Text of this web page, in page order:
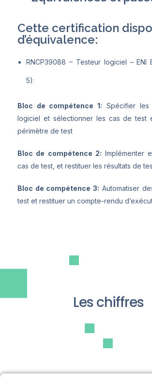
Cette certification
d’équivalence:
RNCP39088 – Testeur logiciel – ENI
5):
Bloc de compétence 1: Spécifier
logiciel et sélectionner les cas de test
périmètre de test
Bloc de compétence 2: Implémenter
cas de test, et restituer les résultats de
Bloc de compétence 3: Automatiser
test et restituer un compte-rendu
Les chiffres